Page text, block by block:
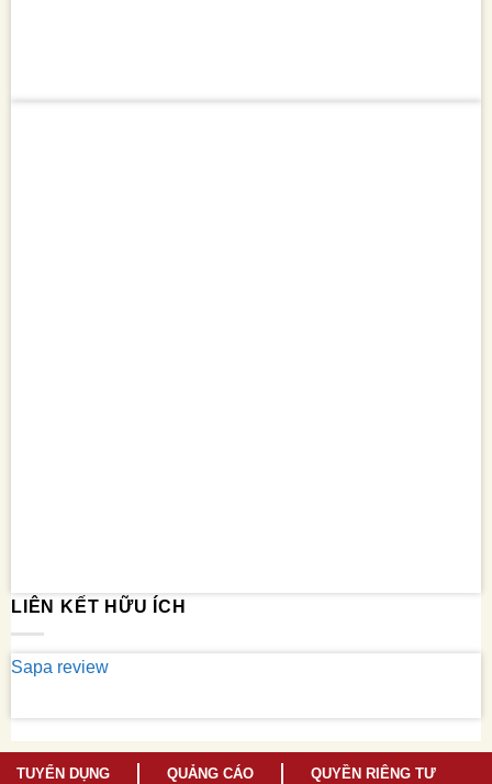
LIÊN KẾT HỮU ÍCH
Sapa review
TUYỂN DỤNG QUẢNG CÁO QUYỀN RIÊNG TƯ